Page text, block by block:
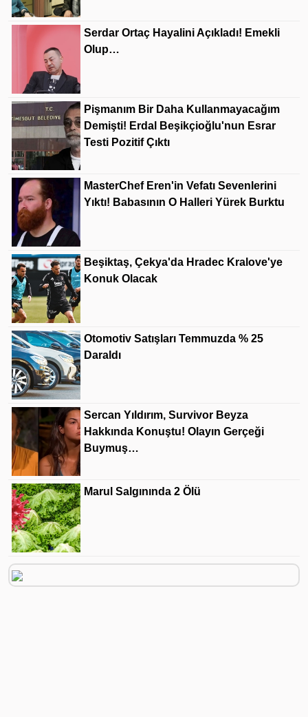
Serdar Ortaç Hayalini Açıkladı! Emekli
Olup…
Pişmanım Bir Daha Kullanmayacağım
Demişti! Erdal Beşikçioğlu'nun Esrar
Testi Pozitif Çıktı
MasterChef Eren'in Vefatı Sevenlerini
Yıktı! Babasının O Halleri Yürek Burktu
Beşiktaş, Çekya'da Hradec Kralove'ye
Konuk Olacak
Otomotiv Satışları Temmuzda % 25
Daraldı
Sercan Yıldırım, Survivor Beyza
Hakkında Konuştu! Olayın Gerçeği
Buymuş…
Marul Salgınında 2 Ölü